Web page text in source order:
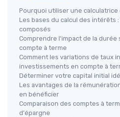
Pourquoi utiliser une calculatrice
Les bases du calcul des intérêts
composés
Comprendre l'impact de la
compte à terme
Comment les variations de taux
investissements en compte à
Déterminer votre capital initial
Les avantages de la
en bénéficier
Comparaison des comptes à
d'épargne